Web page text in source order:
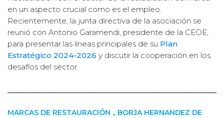
en un aspecto crucial como es el empleo.
Recientemente, la junta directiva de la asociación se
reunió con Antonio Garamendi, presidente de la CEOE,
para presentar las líneas principales de su Plan
Estratégico 2024-2026 y discutir la cooperación en los
desafíos del sector.
MARCAS DE RESTAURACIÓN , BORJA HERNANDEZ DE